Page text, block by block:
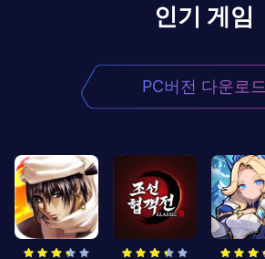
인기 게임
PC버전 다운로드